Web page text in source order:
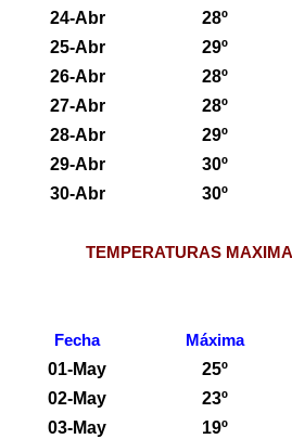
24-Abr 28º
25-Abr
29º
26-Abr
28º
27-Abr
28º
28-Abr
29º
29-Abr
30º
30-Abr
30º
TEMPERATURAS
Fecha Máxima
01-May 25º
02-May
23º
03-May
19º